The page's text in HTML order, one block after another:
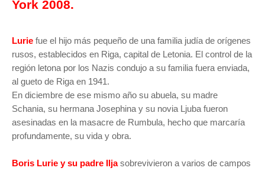
York 2008.
Lurie fue el hijo más pequeño de una familia judía de orígenes
rusos, establecidos en Riga, capital de Letonia. El control de la
región letona por los Nazis condujo a su familia fuera enviada,
al gueto de Riga en 1941.
En diciembre de ese mismo año su abuela, su madre
Schania, su hermana Josephina y su novia Ljuba fueron
asesinadas en la masacre de Rumbula, hecho que marcaría
profundamente, su vida y obra.
Boris Lurie y su padre Ilja sobrevivieron a varios de campos